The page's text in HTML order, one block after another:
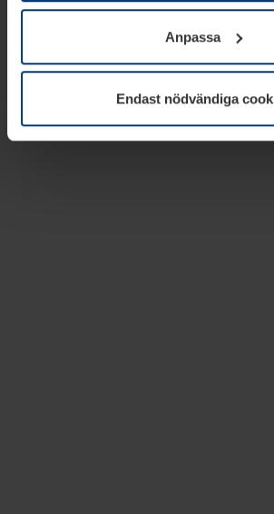
godkännande kan du när som helst
informationen om kakor under
vår webbplats.
Anpassa
Endast nödvändiga